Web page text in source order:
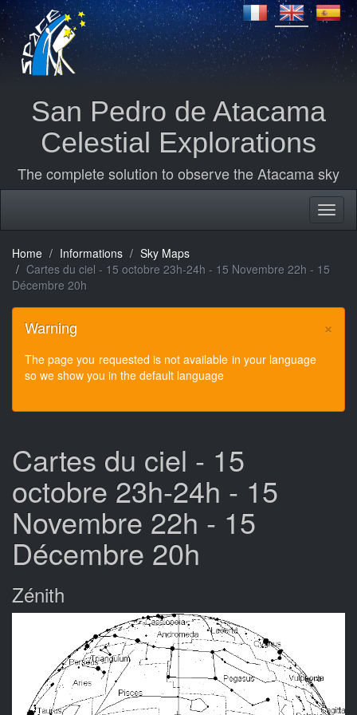
San Pedro de Atacama
Celestial Explorations
The complete solution to observe the Atacama sky
Home Informations
Sky Maps
Cartes du ciel - 15 octobre 23h-24h - 15 Novembre 22h - 15
Décembre 20h
×
Warning
The page you requested is not available in your language
so we show you in the default language
Cartes du ciel - 15
octobre 23h-24h - 15
Novembre 22h - 15
Décembre 20h
Zénith